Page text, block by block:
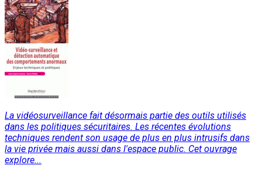
La vidéosurveillance fait désormais partie des outils utilisés
dans les politiques sécuritaires. Les récentes évolutions
techniques rendent son usage de plus en plus intrusifs dans
la vie privée mais aussi dans l'espace public. Cet ouvrage
explore...